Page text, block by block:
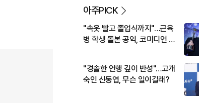
아주PICK
"속옷 빨고 졸업식까지"…근육
병 학생 돌본 공익, 코미디언 김
"경솔한 언행 깊이 반성"…고개
숙인 신동엽, 무슨 일이길래?